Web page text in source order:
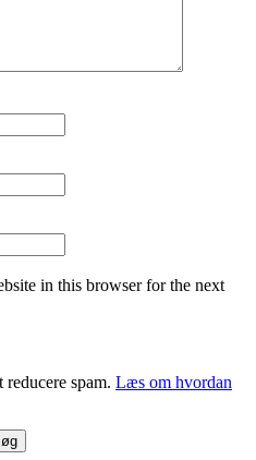
in this browser for the next
spam. Læs om hvordan